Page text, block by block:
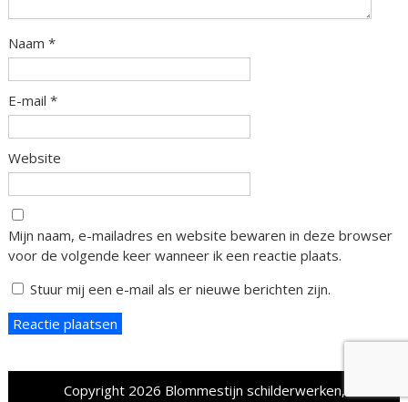
Naam *
E-mail *
Website
Mijn naam, e-mailadres en website bewaren in deze browser
voor de volgende keer wanneer ik een reactie plaats.
Stuur mij een e-mail als er nieuwe berichten zijn.
Copyright 2026 Blommestijn schilderwerken,